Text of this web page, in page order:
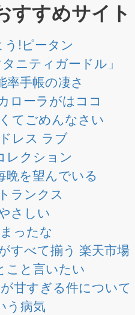
すすめサイト
う!ピータン
ニティガードル」
率手帳の凄さ
ローラがはココ
てごめんなさい
レス ラブ
レクション
晩を望んでいる
ランクス
さしい
ったな
すべて揃う 楽天市場
こと言いたい
甘すぎる件について
う病気